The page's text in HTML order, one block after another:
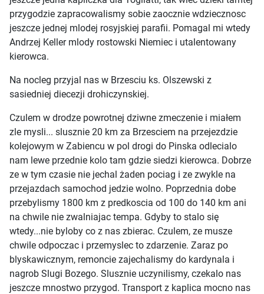
przygodzie zapracowalismy sobie zaocznie wdziecznosc
jeszcze jednej mlodej rosyjskiej parafii. Pomagal mi wtedy
Andrzej Keller mlody rostowski Niemiec i utalentowany
kierowca.
Na nocleg przyjal nas w Brzesciu ks. Olszewski z
sasiedniej diecezji drohiczynskiej.
Czulem w drodze powrotnej dziwne zmeczenie i miałem
zle mysli... slusznie 20 km za Brzesciem na przejezdzie
kolejowym w Zabiencu w pol drogi do Pinska odlecialo
nam lewe przednie kolo tam gdzie siedzi kierowca. Dobrze
ze w tym czasie nie jechal żaden pociag i ze zwykle na
przejazdach samochod jedzie wolno. Poprzednia dobe
przebylismy 1800 km z predkoscia od 100 do 140 km ani
na chwile nie zwalniajac tempa. Gdyby to stalo się
wtedy...nie byloby co z nas zbierac. Czulem, ze musze
chwile odpoczac i przemyslec to zdarzenie. Zaraz po
blyskawicznym, remoncie zajechalismy do kardynala i
nagrob Slugi Bozego. Slusznie uczynilismy, czekalo nas
jeszcze mnostwo przygod. Transport z kaplica mocno nas